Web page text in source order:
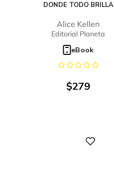
DONDE TODO BRILLA
Alice Kellen
Editorial Planeta
eBook
$279